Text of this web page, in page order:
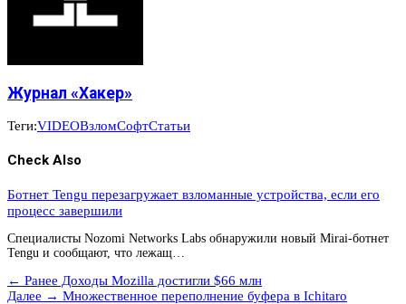
Журнал «Хакер»
Теги:VIDEOВзломСофтСтатьи
Check Also
Ботнет Tengu перезагружает взломанные устройства, если его
процесс завершили
Специалисты Nozomi Networks Labs обнаружили новый Mirai-ботнет
Tengu и сообщают, что лежащ…
← Ранее Доходы Mozilla достигли $66 млн
Далее → Множественное переполнение буфера в Ichitaro